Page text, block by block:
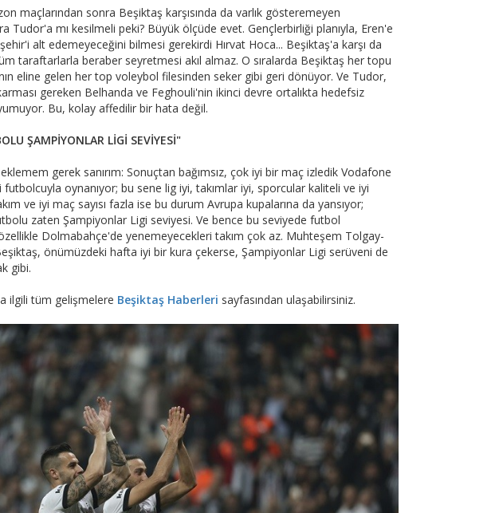
maçlarından sonra Beşiktaş karşısında da varlık gösteremeyen
Tudor'a mı kesilmeli peki? Büyük ölçüde evet. Gençlerbirliği planıyla, Eren'e
alt edemeyeceğini bilmesi gerekirdi Hırvat Hoca... Beşiktaş'a karşı da
taraftarlarla beraber seyretmesi akıl almaz. O sıralarda Beşiktaş her topu
eline gelen her top voleybol filesinden seker gibi geri dönüyor. Ve Tudor,
gereken Belhanda ve Feghouli'nin ikinci devre ortalıkta hedefsiz
Bu, kolay affedilir bir hata değil.
ŞAMPİYONLAR LİGİ SEVİYESİ"
gerek sanırım: Sonuçtan bağımsız, çok iyi bir maç izledik Vodafone
oynanıyor; bu sene lig iyi, takımlar iyi, sporcular kaliteli ve iyi
ve iyi maç sayısı fazla ise bu durum Avrupa kupalarına da yansıyor;
zaten Şampiyonlar Ligi seviyesi. Ve bence bu seviyede futbol
Dolmabahçe'de yenemeyecekleri takım çok az. Muhteşem Tolgay-
önümüzdeki hafta iyi bir kura çekerse, Şampiyonlar Ligi serüveni de
gibi.
ilgili tüm gelişmelere Beşiktaş Haberleri sayfasından ulaşabilirsiniz.